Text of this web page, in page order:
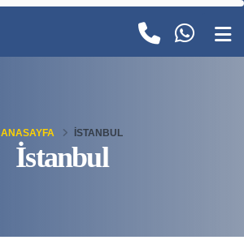
İstanbul
ANASAYFA İSTANBUL